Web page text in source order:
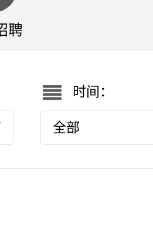
聘
时间：
全部